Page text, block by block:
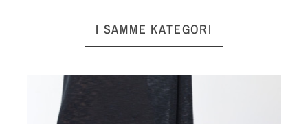
I SAMME KATEGORI